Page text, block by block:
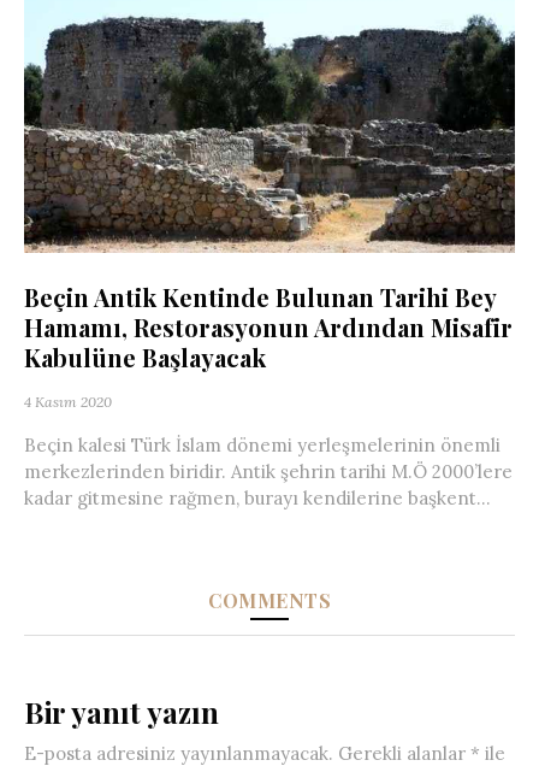
Beçin Antik Kentinde Bulunan Tarihi Bey
Hamamı, Restorasyonun Ardından Misafir
Kabulüne Başlayacak
4 Kasım 2020
Beçin kalesi Türk İslam dönemi yerleşmelerinin önemli
merkezlerinden biridir. Antik şehrin tarihi M.Ö 2000’lere
kadar gitmesine rağmen, burayı kendilerine başkent...
COMMENTS
Bir yanıt yazın
E-posta adresiniz yayınlanmayacak. Gerekli alanlar * ile